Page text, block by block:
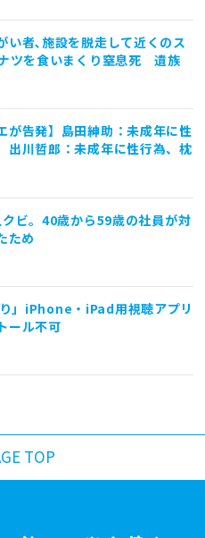
い者､施設を脱走して近くのス
ツを食いまくり窒息死 遺族
が告発】島田紳助：未成年に性
出川哲郎：未成年に性行為、枕
ビ。40歳から59歳の社員が対
ため
」iPhone・iPad用視聴アプリ
ール不可
TOP